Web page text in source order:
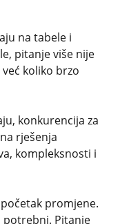
na tabele i
pitanje više nije
koliko brzo
konkurencija za
rješenja
kompleksnosti i
promjene.
potrebni. Pitanje